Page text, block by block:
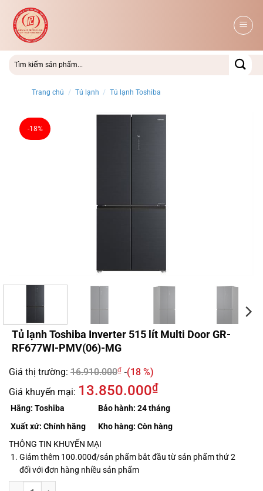
qua
dung
Trang chủ / Tủ lạnh / Tủ lạnh Toshiba
-18%
Tủ lạnh Toshiba Inverter 515 lít Multi Door GR-
RF677WI-PMV(06)-MG
Giá thị trường: 16.910.000₫
(18 %)
Giá khuyến mại: 13.850.000₫
Hãng: Toshiba
Xuất xứ: Chính hãng
Bảo hành: 24 tháng
Kho hàng: Còn hàng
THÔNG TIN KHUYẾN MẠI
Giảm thêm 100.000đ/sản phẩm bắt đầu từ sản phẩm thứ 2
đối với đơn hàng nhiều sản phẩm